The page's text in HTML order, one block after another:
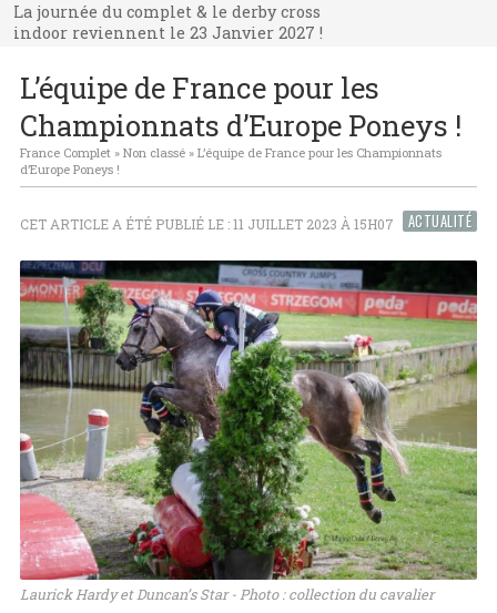
La journée du complet & le derby cross
indoor reviennent le 23 Janvier 2027 !
indoor reviennent le 23 Janvier 2027 !
L’équipe de France pour les
Championnats d’Europe Poneys !
France Complet» Non classé» L’équipe de France pour les Championnats
d’Europe Poneys !
ACTUALITÉ
CET ARTICLE A ÉTÉ PUBLIÉ LE : 11 JUILLET 2023 À 15H07
Laurick Hardy et Duncan’s Star - Photo : collection du cavalier